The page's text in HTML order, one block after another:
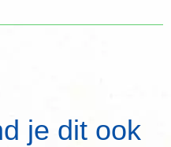
je dit ook